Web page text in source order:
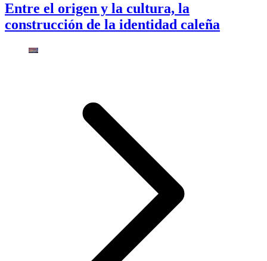
Entre el origen y la cultura, la
construcción de la identidad caleña